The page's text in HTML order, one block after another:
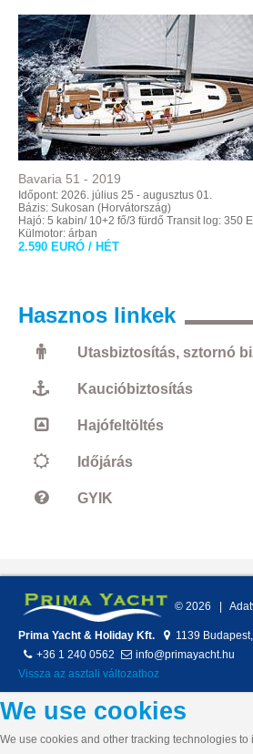
Bavaria 51 - 2019
Időpont: 2026. július 25 - augusztus 01.
Bázis: Sukosan (Horvátország)
Hajó: 5 kabin/ 10+2 fő/3 fürdő Transit log: 350
Külmotor: árban
2.590 EURÓ / HÉT
Hasznos linkek
Utasbiztosítás, sztornó
Kaucióbiztosítás
Hajófeltöltés
Időjárás
GYIK
© 2026
Prima Yacht & Holiday Kft. 1139 Budapest,
+36 1 240 0562
info@primayacht.hu
Vissza az asztali változathoz
We use cookies
We use cookies and other tracking technologies to